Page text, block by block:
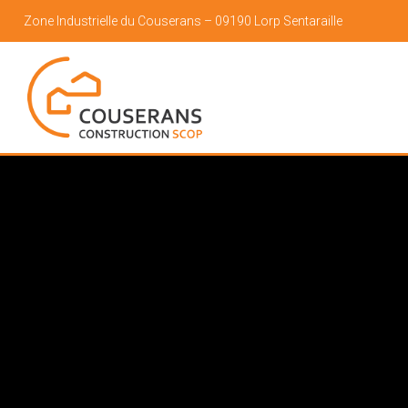
Zone Industrielle du Couserans – 09190 Lorp Sentaraille